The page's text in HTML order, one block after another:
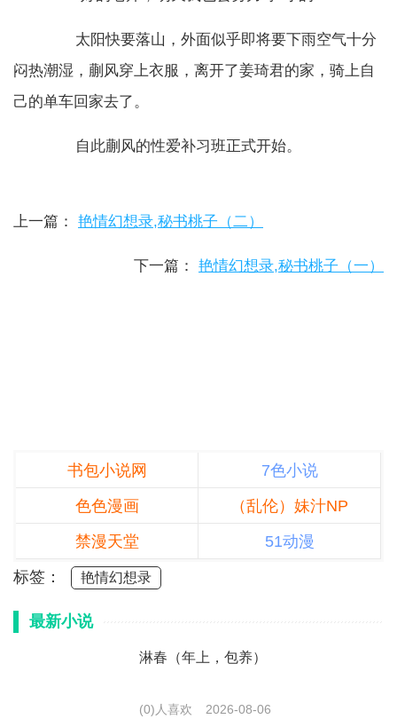
太阳快要落山，外面似乎即将要下雨空气十分
闷热潮湿，蒯风穿上衣服，离开了姜琦君的家，骑上自
己的单车回家去了。
自此蒯风的性爱补习班正式开始。
上一篇： 艳情幻想录,秘书桃子（二）
下一篇： 艳情幻想录,秘书桃子（一）
书包小说网
7色小说
色色漫画
（乱伦）妹汁NP
禁漫天堂
51动漫
标签：
艳情幻想录
最新小说
淋春（年上，包养）
(0)人喜欢 2026-08-06